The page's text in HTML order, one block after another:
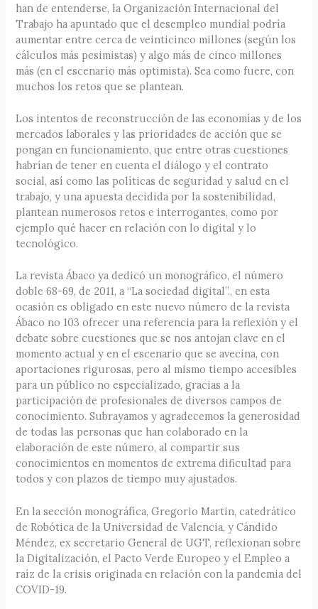
han de entenderse, la Organización Internacional del
Trabajo ha apuntado que el desempleo mundial podría
aumentar entre cerca de veinticinco millones (según los
cálculos más pesimistas) y algo más de cinco millones
más (en el escenario más optimista). Sea como fuere, con
muchos los retos que se plantean.
Los intentos de reconstrucción de las economías y de los
mercados laborales y las prioridades de acción que se
pongan en funcionamiento, que entre otras cuestiones
habrían de tener en cuenta el diálogo y el contrato
social, así como las políticas de seguridad y salud en el
trabajo, y una apuesta decidida por la sostenibilidad,
plantean numerosos retos e interrogantes, como por
ejemplo qué hacer en relación con lo digital y lo
tecnológico.
La revista Ábaco ya dedicó un monográfico, el número
doble 68-69, de 2011, a “La sociedad digital”., en esta
ocasión es obligado en este nuevo número de la revista
Ábaco no 103 ofrecer una referencia para la reflexión y el
debate sobre cuestiones que se nos antojan clave en el
momento actual y en el escenario que se avecina, con
aportaciones rigurosas, pero al mismo tiempo accesibles
para un público no especializado, gracias a la
participación de profesionales de diversos campos de
conocimiento. Subrayamos y agradecemos la generosidad
de todas las personas que han colaborado en la
elaboración de este número, al compartir sus
conocimientos en momentos de extrema dificultad para
todos y con plazos de tiempo muy ajustados.
En la sección monográfíca, Gregorio Martin, catedrático
de Robótica de la Universidad de Valencia, y Cándido
Méndez, ex secretario General de UGT, reflexionan sobre
la Digitalización, el Pacto Verde Europeo y el Empleo a
raíz de la crisis originada en relación con la pandemia del
COVID-19.